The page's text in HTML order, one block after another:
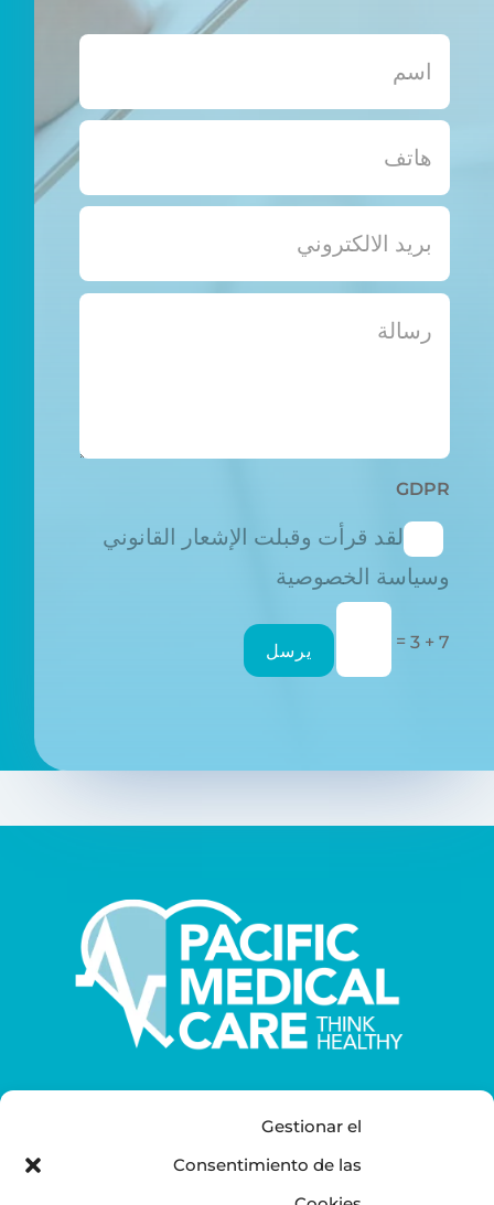
Gestionar el
Consentimiento de las
GDPR
لقد قرأت وقبلت الإشعار القانوني
وسياسة الخصوصية
7 + 3
= يرسل